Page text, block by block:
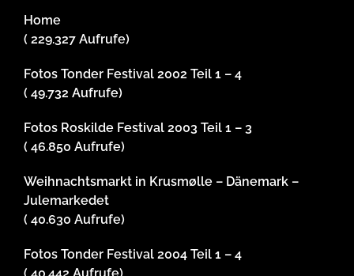
Home
( 229.327 Aufrufe)
Fotos Tonder Festival 2002 Teil 1 – 4
( 49.732 Aufrufe)
Fotos Roskilde Festival 2003 Teil 1 – 3
( 46.850 Aufrufe)
Weihnachtsmarkt in Krusmølle – Dänemark –
Julemarkedet
( 40.630 Aufrufe)
Fotos Tonder Festival 2004 Teil 1 – 4